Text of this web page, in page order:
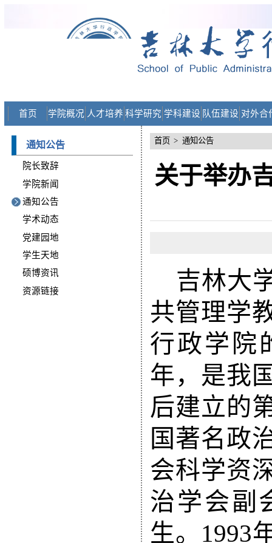
首页 学院概况 人才培养 科学研究 学科建设 队伍建设 对外合
通知公告
院长致辞
学院新闻
通知公告
学术动态
党建园地
学生天地
硕博资讯
资源链接
首页 > 通知公告
关于举办
吉林大
共管理学
行政学院
年，是我
后建立的
国著名政
会科学资
治学会副
生。1993